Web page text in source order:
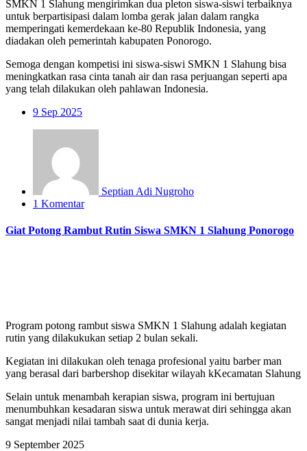
SMKN 1 Slahung mengirimkan dua pleton siswa-siswi terbaiknya
untuk berpartisipasi dalam lomba gerak jalan dalam rangka
memperingati kemerdekaan ke-80 Republik Indonesia, yang
diadakan oleh pemerintah kabupaten Ponorogo.
Semoga dengan kompetisi ini siswa-siswi SMKN 1 Slahung bisa
meningkatkan rasa cinta tanah air dan rasa perjuangan seperti apa
yang telah dilakukan oleh pahlawan Indonesia.
9 Sep 2025
Septian Adi Nugroho
1 Komentar
Giat Potong Rambut Rutin Siswa SMKN 1 Slahung Ponorogo
Program potong rambut siswa SMKN 1 Slahung adalah kegiatan
rutin yang dilakukukan setiap 2 bulan sekali.
Kegiatan ini dilakukan oleh tenaga profesional yaitu barber man
yang berasal dari barbershop disekitar wilayah kKecamatan Slahung
Selain untuk menambah kerapian siswa, program ini bertujuan
menumbuhkan kesadaran siswa untuk merawat diri sehingga akan
sangat menjadi nilai tambah saat di dunia kerja.
9 September 2025